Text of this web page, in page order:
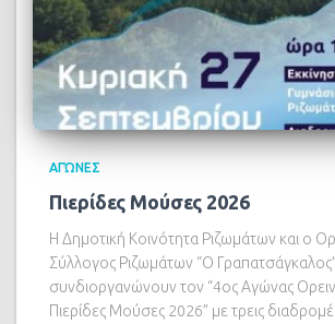
ΑΓΏΝΕΣ
Πιερίδες Μούσες 2026
Η Δημοτική Κοινότητα Ριζωμάτων και ο
Σύλλογος Ριζωμάτων “Ο Γραπατσάγκαλος”
συνδιοργανώνουν τον “4ος Αγώνας
Πιερίδες Μούσες 2026” με τρεις